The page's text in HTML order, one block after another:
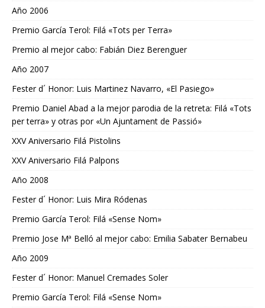
Año 2006
Premio García Terol: Filá «Tots per Terra»
Premio al mejor cabo: Fabián Diez Berenguer
Año 2007
Fester d´ Honor: Luis Martinez Navarro, «El Pasiego»
Premio Daniel Abad a la mejor parodia de la retreta: Filá «Tots
per terra» y otras por «Un Ajuntament de Passió»
XXV Aniversario Filá Pistolins
XXV Aniversario Filá Palpons
Año 2008
Fester d´ Honor: Luis Mira Ródenas
Premio García Terol: Filá «Sense Nom»
Premio Jose Mª Belló al mejor cabo: Emilia Sabater Bernabeu
Año 2009
Fester d´ Honor: Manuel Cremades Soler
Premio García Terol: Filá «Sense Nom»